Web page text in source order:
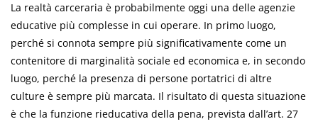
La realtà carceraria è probabilmente oggi una delle agenzie
educative più complesse in cui operare. In primo luogo,
perché si connota sempre più significativamente come un
contenitore di marginalità sociale ed economica e, in secondo
luogo, perché la presenza di persone portatrici di altre
culture è sempre più marcata. Il risultato di questa situazione
è che la funzione rieducativa della pena, prevista dall’art. 27